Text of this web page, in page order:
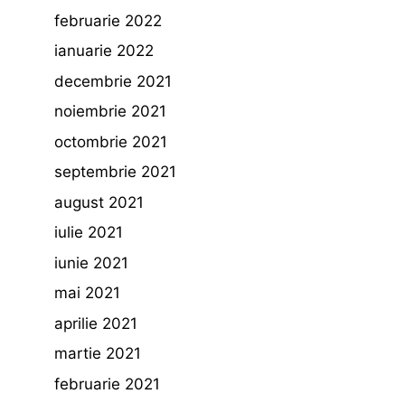
februarie 2022
ianuarie 2022
decembrie 2021
noiembrie 2021
octombrie 2021
septembrie 2021
august 2021
iulie 2021
iunie 2021
mai 2021
aprilie 2021
martie 2021
februarie 2021